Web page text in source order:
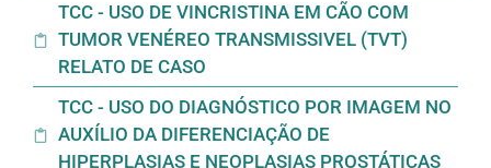
TCC - USO DE VINCRISTINA EM CÃO COM
TUMOR VENÉREO TRANSMISSIVEL (TVT)
RELATO DE CASO
TCC - USO DO DIAGNÓSTICO POR IMAGEM NO
AUXÍLIO DA DIFERENCIAÇÃO DE
HIPERPLASIAS E NEOPLASIAS PROSTÁTICAS